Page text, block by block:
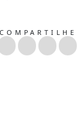
COMPARTILHE